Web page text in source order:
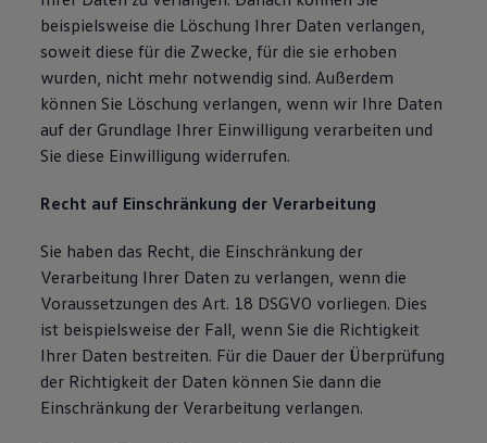
beispielsweise die Löschung Ihrer Daten verlangen,
soweit diese für die Zwecke, für die sie erhoben
wurden, nicht mehr notwendig sind. Außerdem
können Sie Löschung verlangen, wenn wir Ihre Daten
auf der Grundlage Ihrer Einwilligung verarbeiten und
Sie diese Einwilligung widerrufen.
Recht auf Einschränkung der Verarbeitung
Sie haben das Recht, die Einschränkung der
Verarbeitung Ihrer Daten zu verlangen, wenn die
Voraussetzungen des Art. 18 DSGVO vorliegen. Dies
ist beispielsweise der Fall, wenn Sie die Richtigkeit
Ihrer Daten bestreiten. Für die Dauer der Überprüfung
der Richtigkeit der Daten können Sie dann die
Einschränkung der Verarbeitung verlangen.